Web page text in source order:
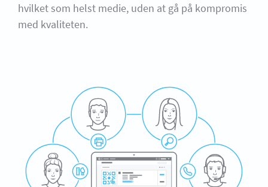
hvilket som helst medie, uden at gå på kompromis
med kvaliteten.